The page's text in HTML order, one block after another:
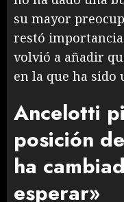
su mayor
restó
volvió a añadir
en la que ha sido
Ancelotti
posición
ha
esperar»